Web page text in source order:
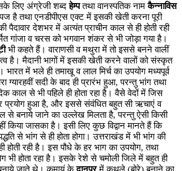
लिए अंग्रेजी शब्दहेम्पतथा वानस्पतिक नामकैन्नाविस
है तथा एनडीपीएस एक्ट में इसकी खेती करना पूरी
पैदावार देशभर में अत्यंत प्राचीन काल से ही होती रही
गांजा व चरस को भगवान शंकर से भी जोड़ा गया है।
भी कहते हैं। वाराणसी व मथुरा में तो इससे बनने वालीं
है। मैदानी भागों में इसकी खेती करने वालों को संस्कृत
भारत में भले ही तमाखू व लाल मिर्च का उपयोग मध्यपूर्व
ग्यारहवीं सदी के बाद ही प्रारंभ हुआ, परन्तु भांग तथा
काल से भी पहिले ही होता रहा है। वैसे वेदों में जिस
प्रयोग हुआ है, और इससे संवंधित बहुत सी ऋचाएं व
से बनाये जाने का उल्लेख मिलता है, परन्तु ऐसी किसी
जासका है। इसी लिए कुछ विद्वान मानते हैं कि
से भांग से ही होता होगा। उत्तराखंड में भी भांग की
होती रही है। इस पौधे के हर भाग का उपयोग, तथा
भी होता रहा है। इसके रेशे से चमोली जिले में बहुत ही